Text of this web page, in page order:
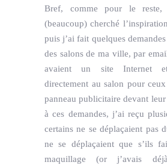
Bref, comme pour le reste,
(beaucoup) cherché
puis j’ai fait quelques
des salons de ma ville, par
avaient un site Internet
directement au salon pour
panneau publicitaire devant
à ces demandes, j’ai reçu
certains ne se déplaçaient pas
ne se déplaçaient que s’ils
maquillage (or j’avais